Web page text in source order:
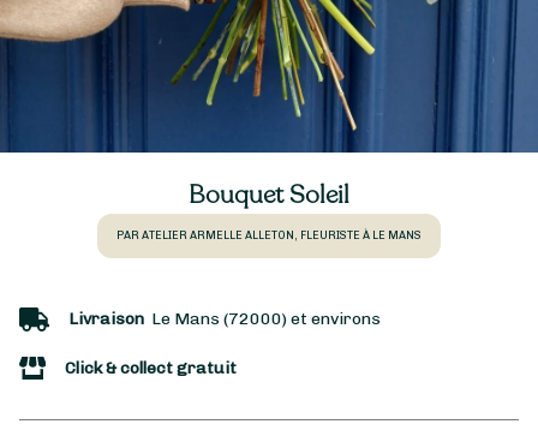
Bouquet Soleil
PAR ATELIER ARMELLE ALLETON, FLEURISTE À LE MANS
Livraison Le Mans (72000) et environs
Click & collect gratuit